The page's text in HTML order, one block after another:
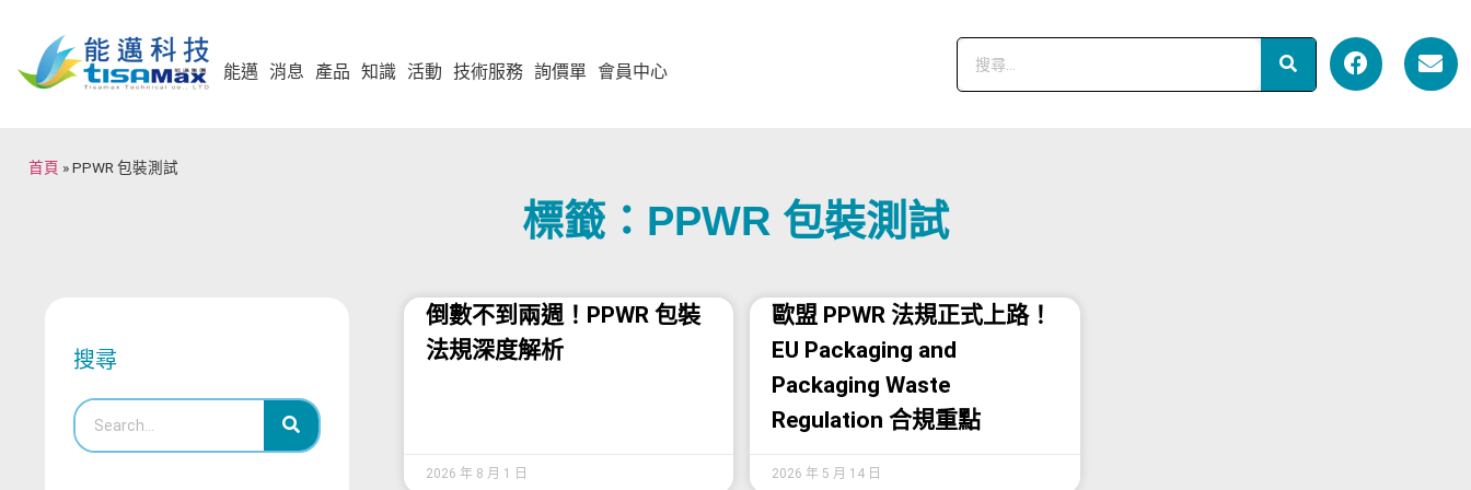
能邁 消息 產品 知識 活動 技術服務 詢價單 會員中心
首頁 »PPWR 包裝測試
標籤：PPWR 包裝測試
搜尋
倒數不到兩週！PPWR 包裝
法規深度解析
2026 年 8 月 1 日
歐盟 PPWR 法規正式上路！
EU Packaging and
Packaging Waste
Regulation 合規重點
2026 年 5 月 14 日